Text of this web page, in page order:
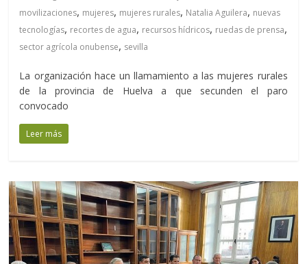
movilizaciones, mujeres, mujeres rurales, Natalia Aguilera, nuevas
tecnologías, recortes de agua, recursos hídricos, ruedas de prensa,
sector agrícola onubense, sevilla
La organización hace un llamamiento a las mujeres rurales
de la provincia de Huelva a que secunden el paro
convocado
Leer más